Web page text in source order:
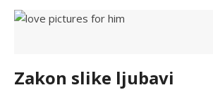
Zakon slike ljubavi